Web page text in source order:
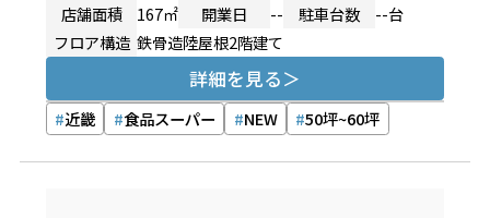
店舗面積 167㎡ 開業日 -- 駐車台数
--台
フロア構造 鉄骨造陸屋根2階建て
詳細を見る
近畿 食品スーパー NEW 50坪~60坪